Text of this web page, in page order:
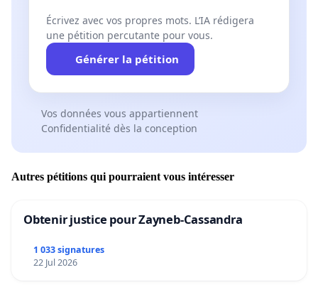
Écrivez avec vos propres mots. L’IA rédigera
une pétition percutante pour vous.
Générer la pétition
Vos données vous appartiennent
Confidentialité dès la conception
Autres pétitions qui pourraient vous intéresser
Obtenir justice pour Zayneb-Cassandra
1 033 signatures
22 Jul 2026